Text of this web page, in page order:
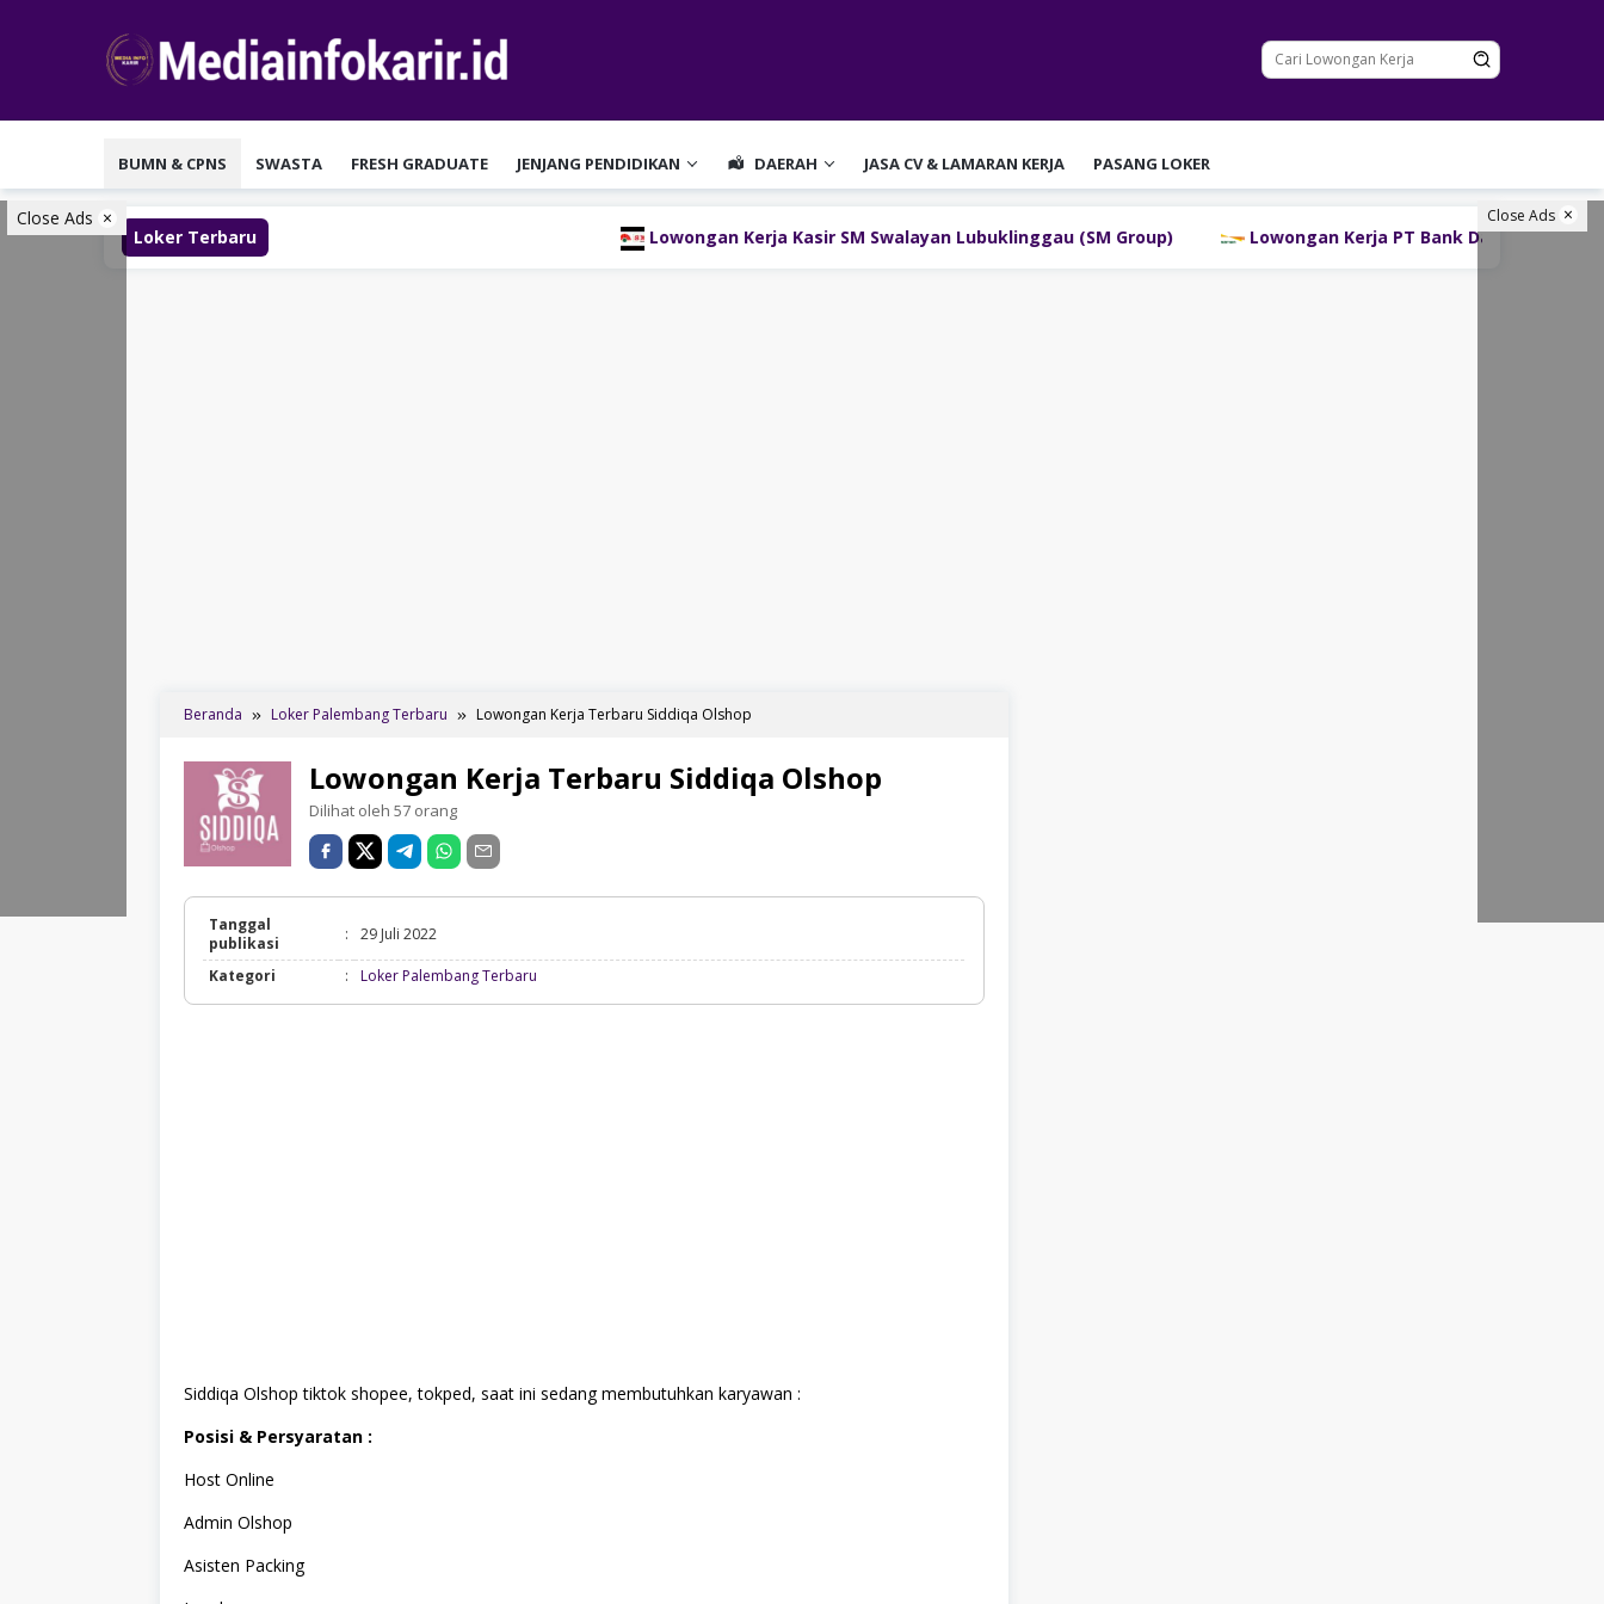
BUMN & CPNS SWASTA FRESH GRADUATE JENJANG PENDIDIKAN DAERAH JASA CV & LAMARAN KERJA PASANG LOKER
Close Ads Close Ads
Loker Terbaru Lowongan Kerja Kasir SM Swalayan Lubuklinggau (SM Group) Lowongan Kerja PT Bank Danamon Indonesia Tbk
Beranda Loker Palembang Terbaru Lowongan Kerja Terbaru Siddiqa Olshop
Lowongan Kerja Terbaru Siddiqa Olshop
Dilihat oleh 57 orang
Tanggal
publikasi
: 29 Juli 2022
Kategori : Loker Palembang Terbaru
Siddiqa Olshop tiktok shopee, tokped, saat ini sedang membutuhkan karyawan :
Posisi & Persyaratan :
Host Online
Admin Olshop
Asisten Packing